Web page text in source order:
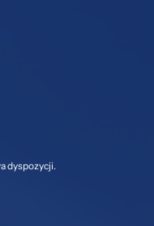
dyspozycji.